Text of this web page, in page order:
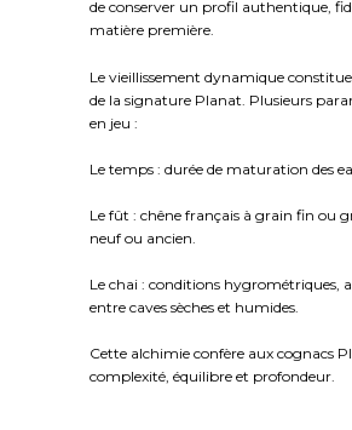
de conserver un profil authentique,
matière première.
Le vieillissement dynamique
de la signature Planat. Plusieurs
en jeu :
Le temps : durée de maturation des
Le fût : chêne français à grain fin ou
neuf ou ancien.
Le chai : conditions hygrométriques,
entre caves sèches et humides.
Cette alchimie confère aux cognacs
complexité, équilibre et profondeur.